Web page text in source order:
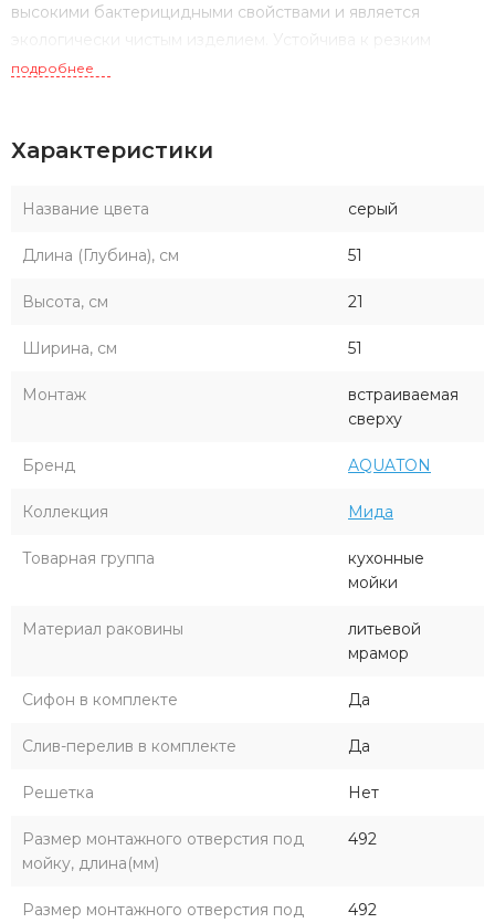
высокими бактерицидными свойствами и является
экологически чистым изделием. Устойчива к резким
перепадам температур.
подробнее
Характеристики
Название цвета серый
Длина (Глубина), см 51
Высота, см 21
Ширина, см 51
Монтаж
встраиваемая
сверху
Бренд AQUATON
Коллекция Мида
Товарная группа
кухонные
мойки
Материал раковины
литьевой
мрамор
Сифон в комплекте Да
Слив-перелив в комплекте Да
Решетка Нет
Размер монтажного отверстия под
мойку, длина(мм)
492
Размер монтажного отверстия под 492